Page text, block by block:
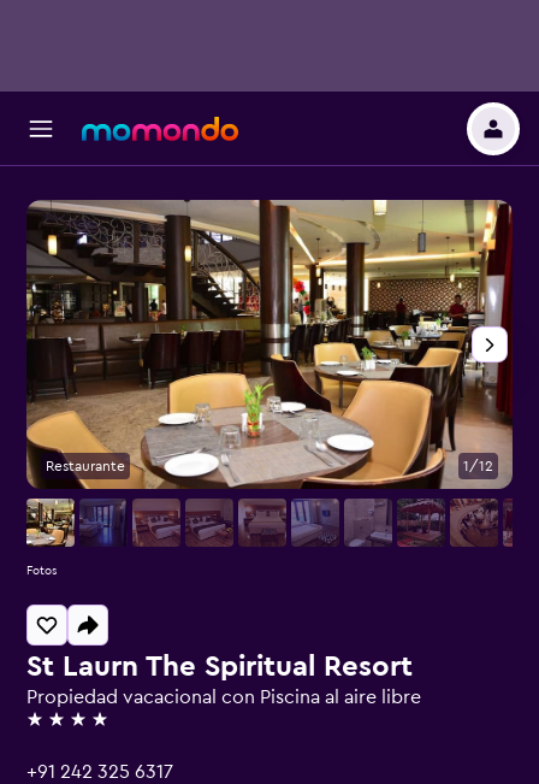
St Laurn The Spiritual Resort
Propiedad vacacional con Piscina al aire libre
4 estrellas
+91 242 325 6317
Restaurante 1/12
Fotos